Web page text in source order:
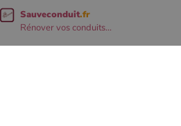
Sauveconduit.fr
Rénover vos conduits...